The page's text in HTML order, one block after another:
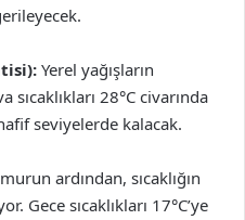
Yerel yağışların
28°C civarında
seviyelerde kalacak.
ardından, sıcaklığın
Gece sıcaklıkları 17°C’ye